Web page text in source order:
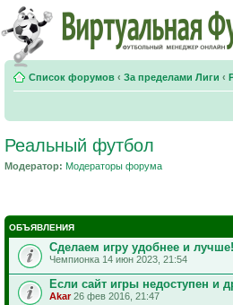
Список форумов ‹ За пределами Лиги ‹
Реальный футбол
Модератор: Модераторы форума
ОБЪЯВЛЕНИЯ
Сделаем игру удобнее и лучше!
Чемпионка 14 июн 2023, 21:54
Если сайт игры недоступен и
Akar26 фев 2016, 21:47